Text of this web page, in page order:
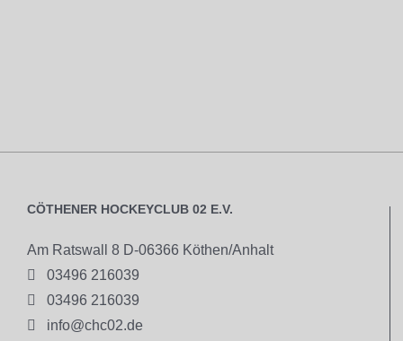
CÖTHENER HOCKEYCLUB 02 E.V.
Am Ratswall 8 D-06366 Köthen/Anhalt

03496 216039

03496 216039

info@chc02.de